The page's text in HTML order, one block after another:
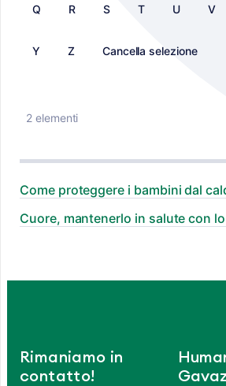
Q R S T U V
Y Z Cancella selezione
2 elementi
Come proteggere i bambini dal
Cuore, mantenerlo in salute con
Rimaniamo in
contatto!